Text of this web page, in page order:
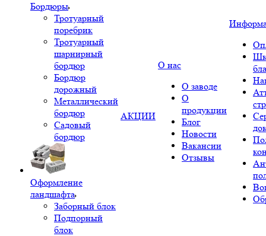
Бордюры
Тротуарный
поребрик
Тротуарный
шарнирный
бордюр
Бордюр
дорожный
Металлический
бордюр
Садовый
бордюр
Оформление
ландшафта
Заборный блок
Подпорный
блок
АКЦИИ
О нас
О заводе
О
продукции
Блог
Новости
Вакансии
Отзывы